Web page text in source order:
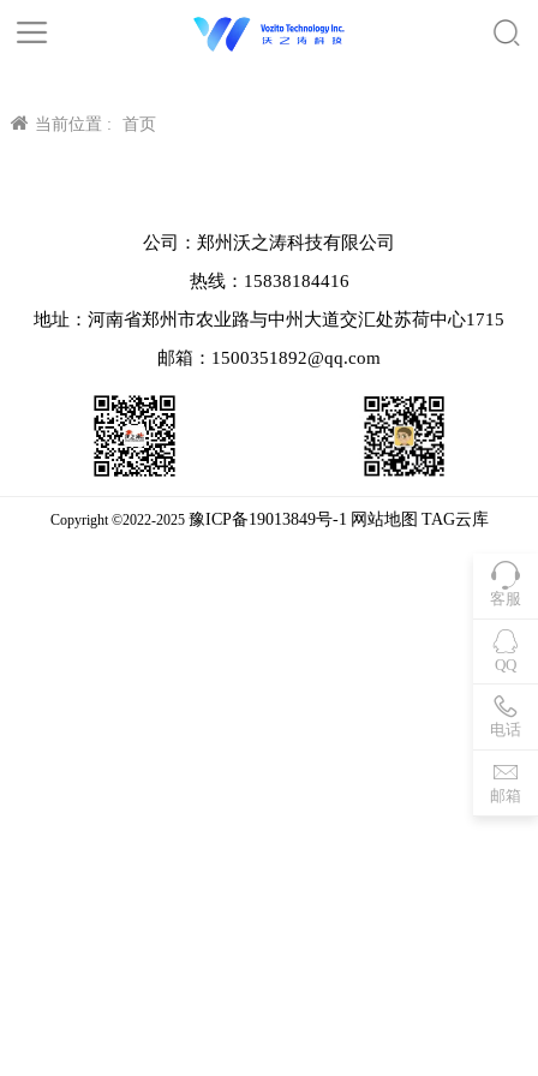
当前位置 : 首页
客服
QQ
电话
邮箱
公司：郑州沃之涛科技有限公司
热线：15838184416
地址：河南省郑州市农业路与中州大道交汇处苏荷中心1715
邮箱：1500351892@qq.com
Copyright ©2022-2025 豫ICP备19013849号-1 网站地图 TAG云库